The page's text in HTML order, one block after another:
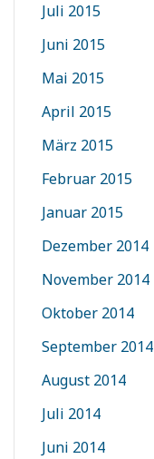
Juli 2015
Juni 2015
Mai 2015
April 2015
März 2015
Februar 2015
Januar 2015
Dezember 2014
November 2014
Oktober 2014
September 2014
August 2014
Juli 2014
Juni 2014